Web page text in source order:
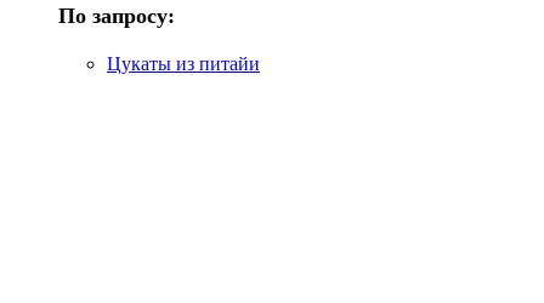
По запросу:
Цукаты из питайи